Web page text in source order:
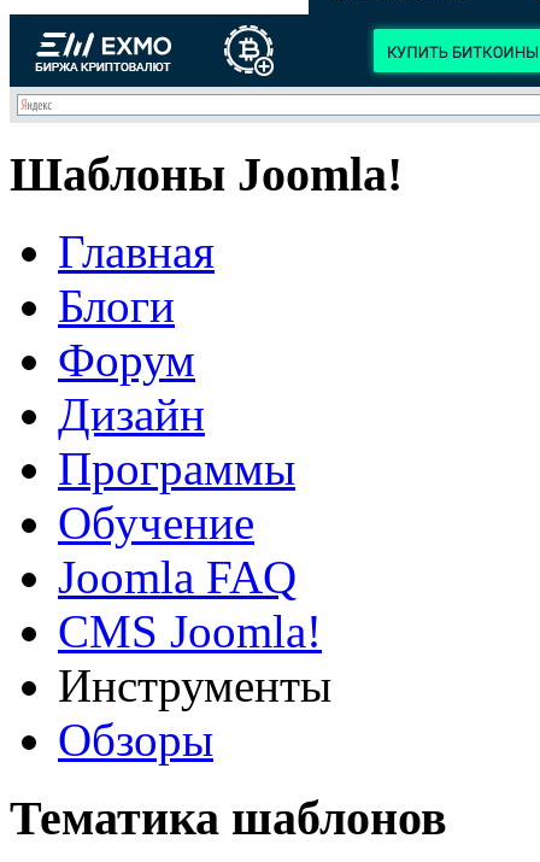
Шаблоны Joomla!
Главная
Блоги
Форум
Дизайн
Программы
Обучение
Joomla FAQ
CMS Joomla!
Инструменты
Обзоры
Тематика шаблонов